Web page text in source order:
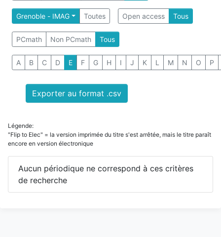
Grenoble - IMAG Toutes Open access Tous
PCmath Non PCmath Tous
A B C D E F G H I J K L M N O P
Exporter au format .csv
Légende:
"Flip to Elec" = la version imprimée du titre s'est arrêtée, mais le titre paraît
encore en version électronique
Aucun périodique ne correspond à ces critères
de recherche